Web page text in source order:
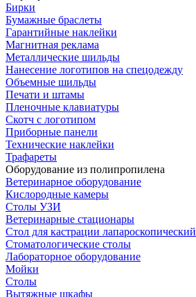
Бирки
Бумажные браслеты
Гарантийные наклейки
Магнитная реклама
Металлические шильды
Нанесение логотипов на спецодежду
Объемные шильды
Печати и штамы
Пленочные клавиатуры
Скотч с логотипом
Приборные панели
Технические наклейки
Трафареты
Оборудование из полипропилена
Ветеринарное оборудование
Кислородные камеры
Столы УЗИ
Ветеринарные стационары
Стол для кастрации лапароскопический
Стоматологические столы
Лабораторное оборудование
Мойки
Столы
Вытяжные шкафы